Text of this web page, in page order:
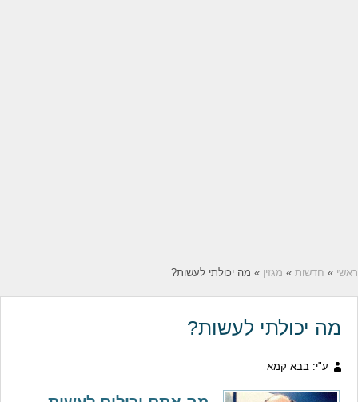
ראשי » חדשות » מגזין » מה יכולתי לעשות?
מה יכולתי לעשות?
ע"י: בבא קמא